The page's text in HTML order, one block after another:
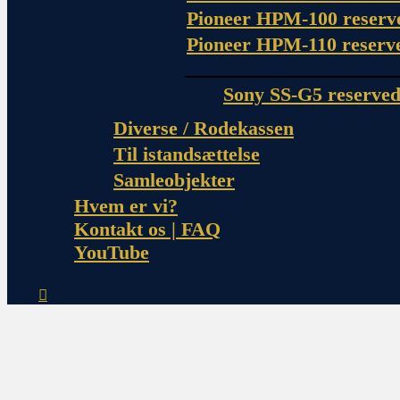
Pioneer HPM-100
Pioneer HPM-110
Sony SS-G5
Diverse / Rodekassen
Til istandsættelse
Samleobjekter
Hvem er vi?
Kontakt os | FAQ
YouTube